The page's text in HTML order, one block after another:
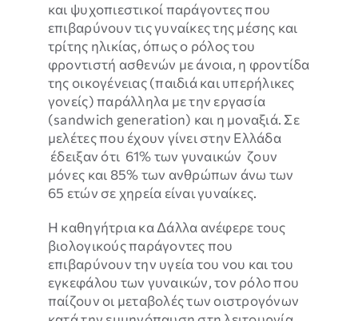
και ψυχοπιεστικοί παράγοντες που
επιβαρύνουν τις γυναίκες της μέσης και
τρίτης ηλικίας, όπως ο ρόλος του
φροντιστή ασθενών με άνοια, η φροντίδα
της οικογένειας (παιδιά και υπερήλικες
γονείς) παράλληλα με την εργασία
(sandwich generation) και η μοναξιά. Σε
μελέτες που έχουν γίνει στην Ελλάδα
έδειξαν ότι 61% των γυναικών ζουν
μόνες και 85% των ανθρώπων άνω των
65 ετών σε χηρεία είναι γυναίκες.
Η καθηγήτρια κα Δάλλα ανέφερε τους
βιολογικούς παράγοντες που
επιβαρύνουν την υγεία του νου και του
εγκεφάλου των γυναικών, τον ρόλο που
παίζουν οι μεταβολές των οιστρογόνων